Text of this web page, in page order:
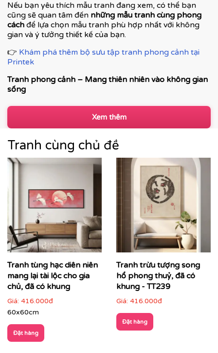
Nếu bạn yêu thích mẫu tranh đang xem, có thể bạn
cũng sẽ quan tâm đến những mẫu tranh cùng phong
cách để lựa chọn mẫu tranh phù hợp nhất với không
gian và ý tưởng thiết kế của bạn.
👉 Khám phá thêm bộ sưu tập tranh phong cảnh tại
Printek
Tranh phong cảnh – Mang thiên nhiên vào không gian
sống
Tranh phong cảnh là dòng tranh trang trí được ưa
chuộng nhờ khả năng tái hiện vẻ đẹp của thiên nhiên,
tạo cảm giác thư thái, rộng mở và cân bằng cảm xúc. Từ
thiên nhiên trừu tượng, mỗi bức tranh không chỉ làm
đẹp không gian mà còn góp phần nâng tầm thẩm mỹ
tổng thể.
Xem thêm
Tranh cùng chủ đề
Tranh tùng hạc diên niên
mang lại tài lộc cho gia
chủ, đã có khung
Giá: 416.000đ
60x60cm
Đặt hàng
Tranh trừu tượng song
hổ phong thuỷ, đã có
khung - TT239
Giá: 416.000đ
Đặt hàng